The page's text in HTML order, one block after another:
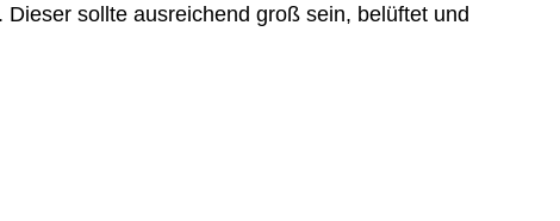
sollte ausreichend groß sein, belüftet und